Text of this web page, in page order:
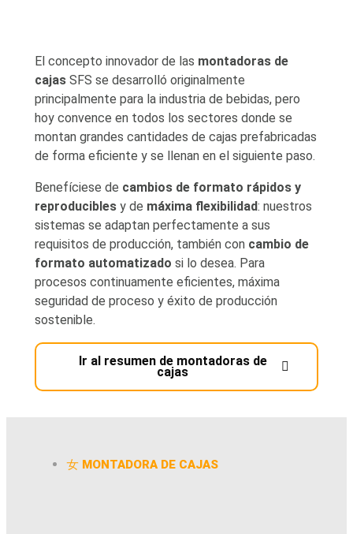
El concepto innovador de las montadoras de
cajas SFS se desarrolló originalmente
principalmente para la industria de bebidas, pero
hoy convence en todos los sectores donde se
montan grandes cantidades de cajas prefabricadas
de forma eficiente y se llenan en el siguiente paso.
Benefíciese de cambios de formato rápidos y
reproducibles y de máxima flexibilidad: nuestros
sistemas se adaptan perfectamente a sus
requisitos de producción, también con cambio de
formato automatizado si lo desea. Para
procesos continuamente eficientes, máxima
seguridad de proceso y éxito de producción
sostenible.
Ir al resumen de montadoras de
cajas
MONTADORA DE CAJAS